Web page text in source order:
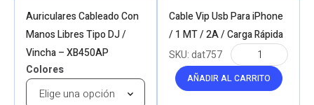
Auriculares Cableado Con
Manos Libres Tipo DJ /
Vincha – XB450AP
Colores
Cable Vip Usb Para iPhone
/ 1 MT / 2A / Carga Rápida
AÑADIR AL CARRITO
SKU:dat757